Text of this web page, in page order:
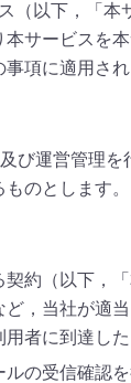
以下，「
サービスを
項に適用され
び運営管理
のとします。
約（以下，
，当社が適
者に到達した
の受信確認